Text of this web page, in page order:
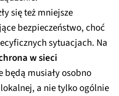
się też mniejsze
bezpieczeństwo, choć
sytuacjach. Na
w sieci
będą musiały osobno
a nie tylko ogólnie